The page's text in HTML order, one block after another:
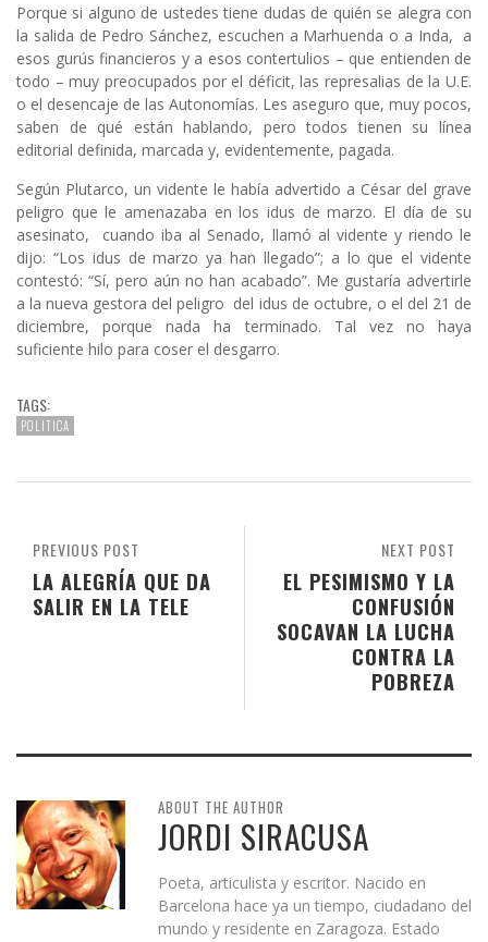
Porque si alguno de ustedes tiene dudas de quién se alegra con
la salida de Pedro Sánchez, escuchen a Marhuenda o a Inda, a
esos gurús financieros y a esos contertulios – que entienden de
todo – muy preocupados por el déficit, las represalias de la U.E.
o el desencaje de las Autonomías. Les aseguro que, muy pocos,
saben de qué están hablando, pero todos tienen su línea
editorial definida, marcada y, evidentemente, pagada.
Según Plutarco, un vidente le había advertido a César del grave
peligro que le amenazaba en los idus de marzo. El día de su
asesinato, cuando iba al Senado, llamó al vidente y riendo le
dijo: “Los idus de marzo ya han llegado”; a lo que el vidente
contestó: “Sí, pero aún no han acabado”. Me gustaría advertirle
a la nueva gestora del peligro del idus de octubre, o el del 21 de
diciembre, porque nada ha terminado. Tal vez no haya
suficiente hilo para coser el desgarro.
TAGS:
POLITICA
NEXT POST
EL PESIMISMO Y LA
CONFUSIÓN
SOCAVAN LA LUCHA
CONTRA LA
POBREZA
PREVIOUS POST
LA ALEGRÍA QUE DA
SALIR EN LA TELE
ABOUT THE AUTHOR
JORDI SIRACUSA
Poeta, articulista y escritor. Nacido en
Barcelona hace ya un tiempo, ciudadano del
mundo y residente en Zaragoza. Estado